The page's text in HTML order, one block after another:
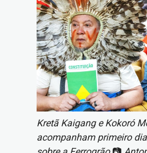
Kretã Kaigang e Kokoró
acompanham primeiro